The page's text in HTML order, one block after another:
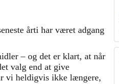
årti har været adgang
– og det er klart, at når
valg end at give
vi heldigvis ikke længere,